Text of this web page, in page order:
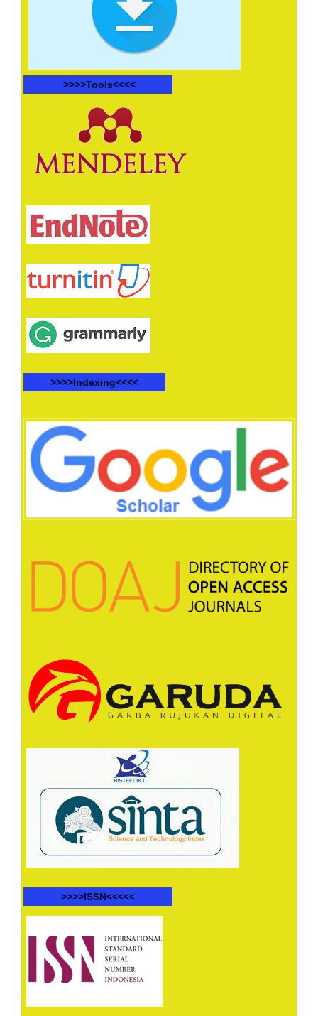
>>>>Tools<<<<
>>>>Indexing<<<<
>>>>ISSN<<<<<